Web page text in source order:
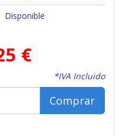
Disponible
€
*IVA Incluido
Comprar